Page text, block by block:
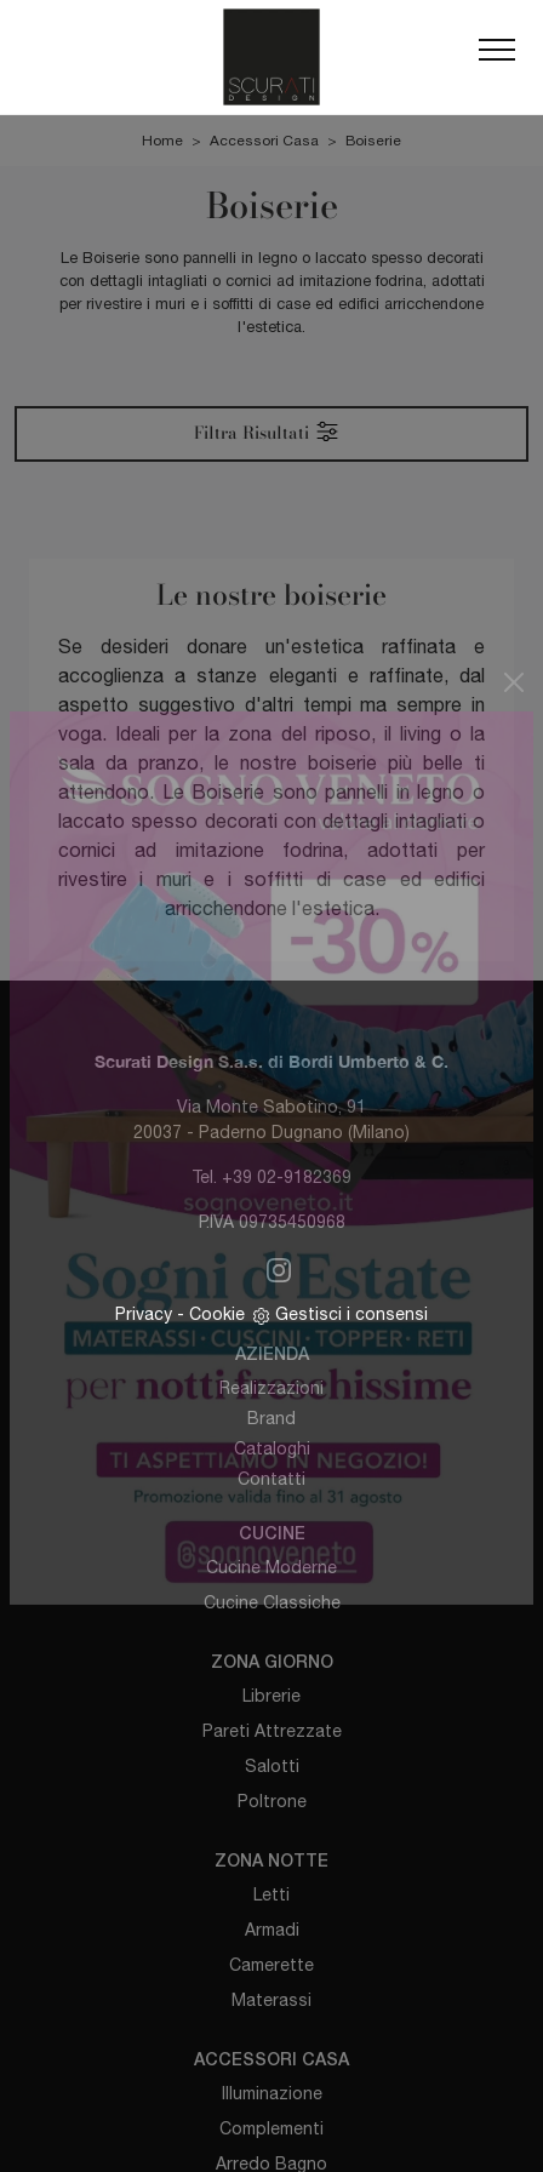
Home > Accessori Casa > Boiserie
Boiserie
Le Boiserie sono pannelli in legno o laccato spesso decorati
con dettagli intagliati o cornici ad imitazione fodrina, adottati
per rivestire i muri e i soffitti di case ed edifici arricchendone
l'estetica.
Filtra Risultati
Le nostre boiserie
Se desideri donare un'estetica raffinata e
accoglienza a stanze eleganti e raffinate, dal
aspetto suggestivo d'altri tempi ma sempre in
voga. Ideali per la zona del riposo, il living o la
sala da pranzo, le nostre boiserie più belle ti
attendono. Le Boiserie sono pannelli in legno o
laccato spesso decorati con dettagli intagliati o
cornici ad imitazione fodrina, adottati per
rivestire i muri e i soffitti di case ed edifici
arricchendone l'estetica.
Scurati Design S.a.s. di Bordi Umberto & C.
Via Monte Sabotino, 91
20037 - Paderno Dugnano (Milano)
Tel. +39 02-9182369
P.IVA 09735450968
Privacy - Cookie Gestisci i consensi
AZIENDA
Realizzazioni
Brand
Cataloghi
Contatti
CUCINE
Cucine Moderne
Cucine Classiche
ZONA GIORNO
Librerie
Pareti Attrezzate
Salotti
Poltrone
ZONA NOTTE
Letti
Armadi
Camerette
Materassi
ACCESSORI CASA
Illuminazione
Complementi
Arredo Bagno